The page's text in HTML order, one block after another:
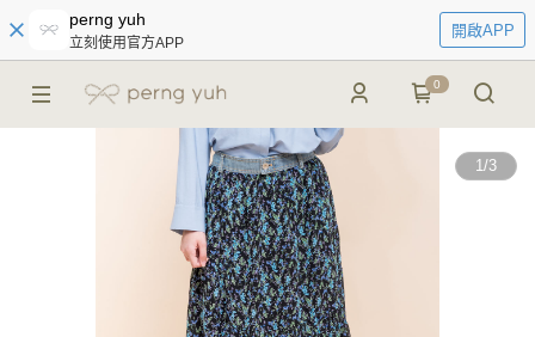
perng yuh
立刻使用官方APP
開啟APP
0
1/3